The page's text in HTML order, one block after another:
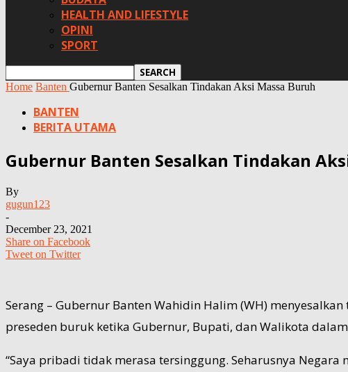
HEALTH AND LIFESTYLE
OPINI
SPORT
Home Banten Gubernur Banten Sesalkan Tindakan Aksi Massa Buruh
BANTEN
BERITA UTAMA
Gubernur Banten Sesalkan Tindakan
By
gugun123
-
December 23, 2021
Share on Facebook
Tweet on Twitter
Serang – Gubernur Banten Wahidin Halim (WH)
preseden buruk ketika Gubernur, Bupati, dan Walikota
“Saya pribadi tidak merasa tersinggung. Seharusnya